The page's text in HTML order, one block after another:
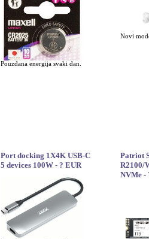
Pouzdana energija svaki dan.
Novi
Port docking 1X4K USB-C
5 devices 100W - ? EUR
Patriot
R2100/
NVMe -